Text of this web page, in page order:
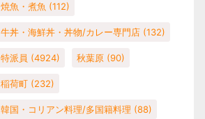
焼魚・煮魚 (112)
牛丼・海鮮丼・丼物/カレー専門店 (132)
特派員 (4924) 秋葉原 (90)
稲荷町 (232)
韓国・コリアン料理/多国籍料理 (88)